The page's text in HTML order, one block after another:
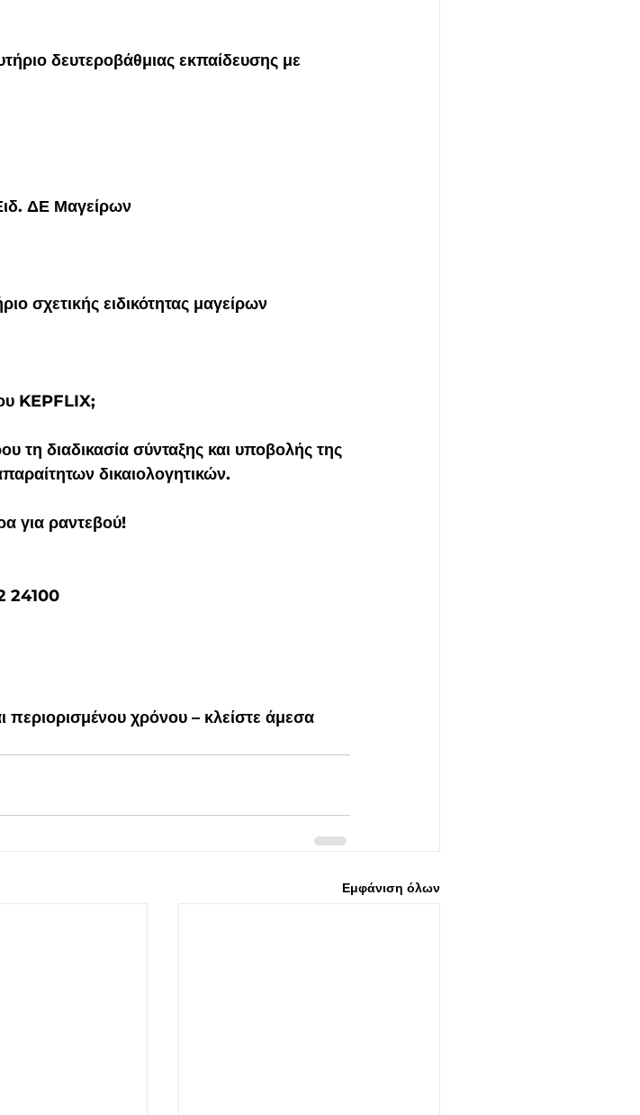
δευτεροβάθμιας εκπαίδευσης με
ΔΕ Μαγείρων
σχετικής ειδικότητας μαγείρων
KEPFLIX;
τη διαδικασία σύνταξης και υποβολής της
δικαιολογητικών.
για ραντεβού!
24100
περιορισμένου χρόνου – κλείστε άμεσα
Εμφάνιση όλων